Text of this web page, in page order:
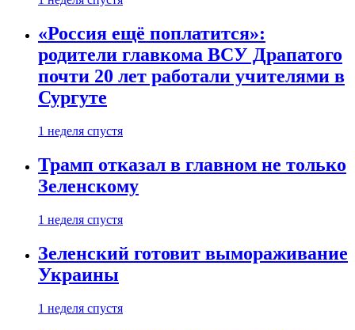
«Россия ещё поплатится»:
родители главкома ВСУ Драпатого
почти 20 лет работали учителями в
Сургуте
1 неделя спустя
Трамп отказал в главном не только
Зеленскому
1 неделя спустя
Зеленский готовит вымораживание
Украины
1 неделя спустя